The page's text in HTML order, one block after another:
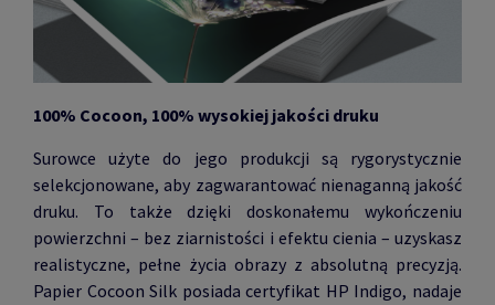
100% Cocoon, 100% wysokiej jakości druku
Surowce użyte do jego produkcji są rygorystycznie
selekcjonowane, aby zagwarantować nienaganną jakość
druku. To także dzięki doskonałemu wykończeniu
powierzchni – bez ziarnistości i efektu cienia – uzyskasz
realistyczne, pełne życia obrazy z absolutną precyzją.
Papier Cocoon Silk posiada certyfikat HP Indigo, nadaje